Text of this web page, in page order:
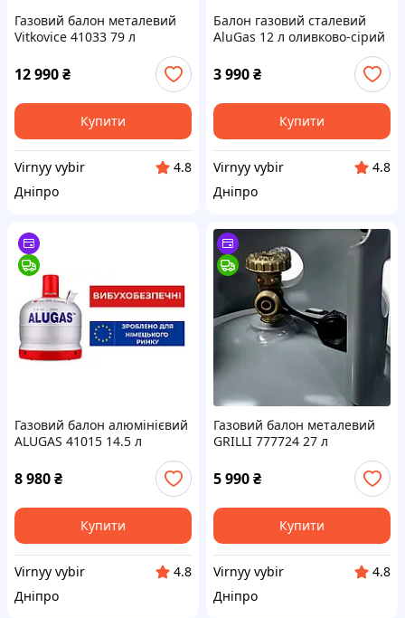
Газовий балон металевий
Vitkovice 41033 79 л
12 990₴
Купити
Virnyy vybir
4.8
Дніпро
Балон газовий сталевий
AluGas 12 л оливково-сірий
3 990₴
Купити
Virnyy vybir
4.8
Дніпро
Газовий балон алюмінієвий
ALUGAS 41015 14.5 л
вибухобезпечний
8 980₴
Купити
Virnyy vybir
4.8
Дніпро
Газовий балон металевий
GRILLI 777724 27 л
5 990₴
Купити
Virnyy vybir
4.8
Дніпро